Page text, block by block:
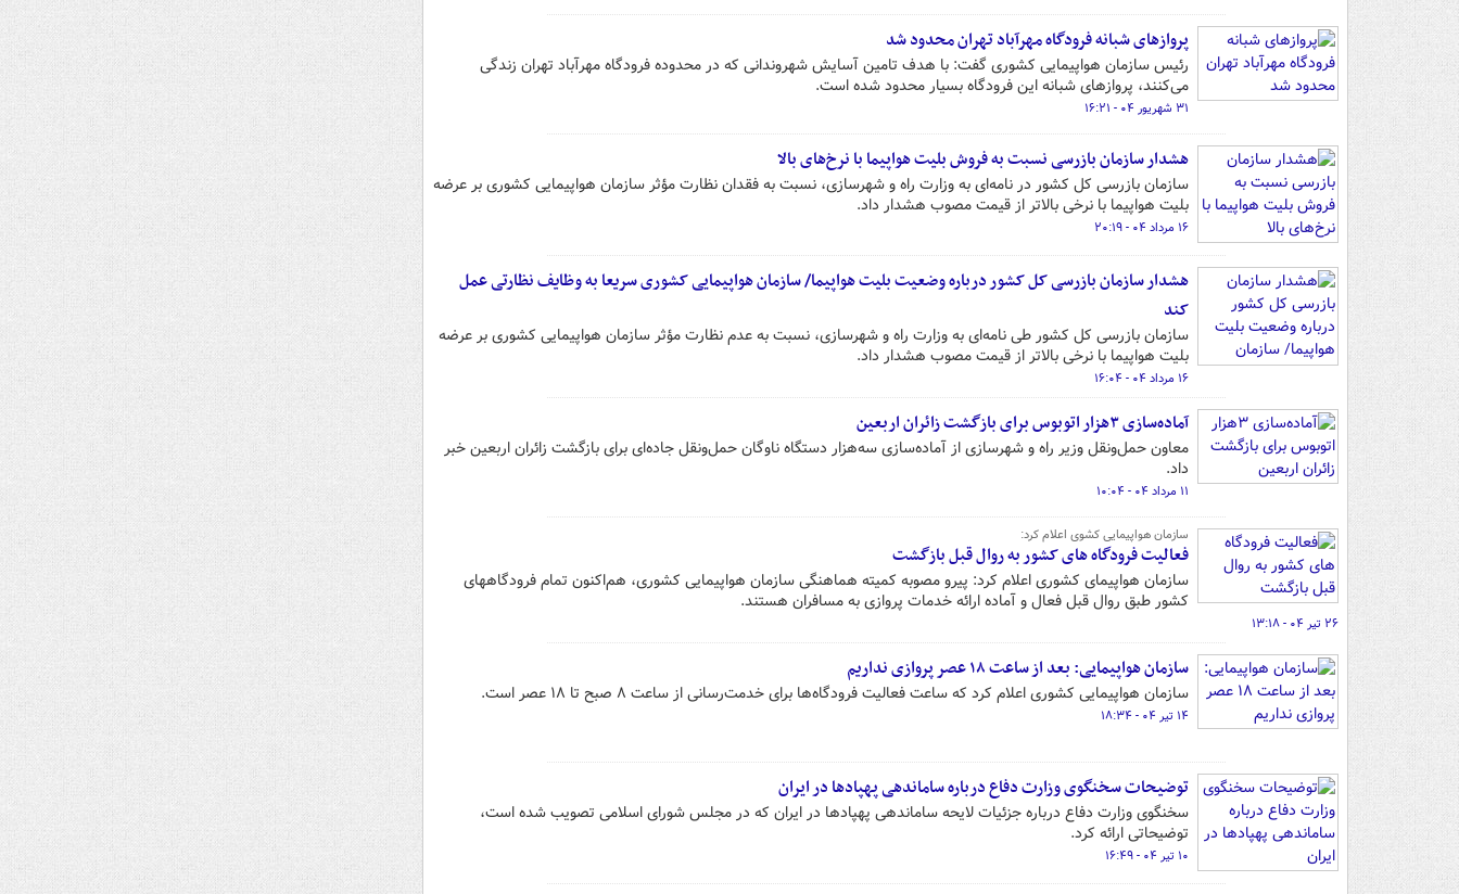
پروازهای شبانه فرودگاه مهرآباد تهران محدود شد
رئیس سازمان هواپیمایی کشوری گفت: با هدف تامین آسایش شهروندانی که در محدوده فرودگاه مهرآباد تهران زندگی
می‌کنند، پروازهای شبانه این فرودگاه بسیار محدود شده است.
۳۱ شهریور ۰۴ - ۱۶:۲۱
هشدار سازمان بازرسی نسبت به فروش بلیت هواپیما با نرخ‌های بالا
سازمان بازرسی کل کشور در نامه‌ای به وزارت راه و شهرسازی، نسبت به فقدان نظارت مؤثر سازمان هواپیمایی کشوری بر عرضه
بلیت هواپیما با نرخی بالاتر از قیمت مصوب هشدار داد.
۱۶ مرداد ۰۴ - ۲۰:۱۹
هشدار سازمان بازرسی کل کشور درباره وضعیت بلیت هواپیما/ سازمان هواپیمایی کشوری سریعا به وظایف نظارتی عمل
کند
سازمان بازرسی کل کشور طی نامه‌ای به وزارت راه و شهرسازی، نسبت به عدم نظارت مؤثر سازمان هواپیمایی کشوری بر عرضه
بلیت هواپیما با نرخی بالاتر از قیمت مصوب هشدار داد.
۱۶ مرداد ۰۴ - ۱۶:۰۴
آماده‌سازی ۳هزار اتوبوس برای بازگشت زائران اربعین
معاون حمل‌ونقل وزیر راه و شهرسازی از آماده‌سازی سه‌هزار دستگاه ناوگان حمل‌ونقل جاده‌ای برای بازگشت زائران اربعین خبر
داد.
۱۱ مرداد ۰۴ - ۱۰:۰۴
سازمان هواپیمایی کشوی اعلام کرد:
فعالیت فرودگاه های کشور به روال قبل بازگشت
سازمان هواپیمای کشوری اعلام کرد: پیرو مصوبه کمیته هماهنگی سازمان هواپیمایی کشوری، هم‌اکنون تمام فرودگاههای
کشور طبق روال قبل فعال و آماده ارائه خدمات پروازی به مسافران هستند.
۲۶ تیر ۰۴ - ۱۳:۱۸
سازمان هواپیمایی: بعد از ساعت ۱۸ عصر پروازی نداریم
سازمان هواپیمایی کشوری اعلام کرد که ساعت فعالیت فرودگاه‌ها برای خدمت‌رسانی از ساعت ۸ صبح تا ۱۸ عصر است.
۱۴ تیر ۰۴ - ۱۸:۳۴
توضیحات سخنگوی وزارت دفاع درباره ساماندهی پهپادها در ایران
سخنگوی وزارت دفاع درباره جزئیات لایحه ساماندهی پهپادها در ایران که در مجلس شورای اسلامی تصویب شده است،
توضیحاتی ارائه کرد.
۱۰ تیر ۰۴ - ۱۶:۴۹